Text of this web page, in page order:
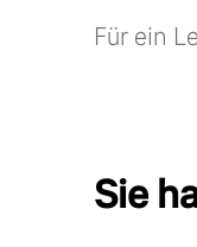
Für ein
Sie